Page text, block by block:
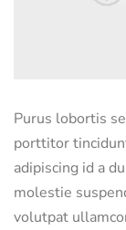
Purus lobortis
porttitor
adipiscing id a
molestie
volutpat